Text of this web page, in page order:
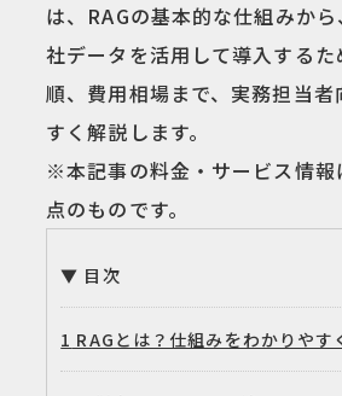
は、RAGの基本的な仕組みか
社データを活用して導入する
順、費用相場まで、実務担当者
すく解説します。
※本記事の料金・サービス情
点のものです。
目次
1 RAGとは？仕組みをわかりやす